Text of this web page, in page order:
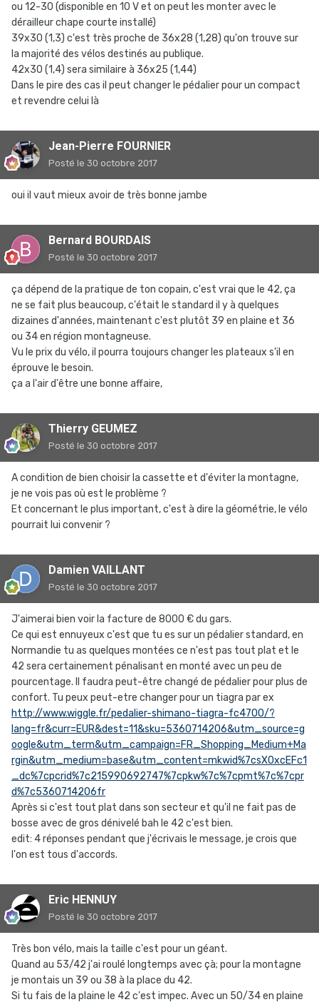
ou 12-30 (disponible en 10 V et on peut les monter avec le
dérailleur chape courte installé)
39x30 (1,3) c'est très proche de 36x28 (1,28) qu'on trouve sur
la majorité des vélos destinés au publique.
42x30 (1,4) sera similaire à 36x25 (1,44)
Dans le pire des cas il peut changer le pédalier pour un compact
et revendre celui là
Jean-Pierre FOURNIER
Posté le 30 octobre 2017
oui il vaut mieux avoir de très bonne jambe
Bernard BOURDAIS
Posté le 30 octobre 2017
ça dépend de la pratique de ton copain, c'est vrai que le 42, ça
ne se fait plus beaucoup, c'était le standard il y à quelques
dizaines d'années, maintenant c'est plutôt 39 en plaine et 36
ou 34 en région montagneuse.
Vu le prix du vélo, il pourra toujours changer les plateaux s'il en
éprouve le besoin.
ça a l'air d'être une bonne affaire,
Thierry GEUMEZ
Posté le 30 octobre 2017
A condition de bien choisir la cassette et d'éviter la montagne,
je ne vois pas où est le problème ?
Et concernant le plus important, c'est à dire la géométrie, le vélo
pourrait lui convenir ?
Damien VAILLANT
Posté le 30 octobre 2017
J'aimerai bien voir la facture de 8000 € du gars.
Ce qui est ennuyeux c'est que tu es sur un pédalier standard, en
Normandie tu as quelques montées ce n'est pas tout plat et le
42 sera certainement pénalisant en monté avec un peu de
pourcentage. Il faudra peut-être changé de pédalier pour plus de
confort. Tu peux peut-etre changer pour un tiagra par ex
http://www.wiggle.fr/pedalier-shimano-tiagra-fc4700/?
lang=fr&curr=EUR&dest=11&sku=5360714206&utm_source=g
oogle&utm_term&utm_campaign=FR_Shopping_Medium+Ma
rgin&utm_medium=base&utm_content=mkwid%7csX0xcEFc1
_dc%7cpcrid%7c215990692747%7cpkw%7c%7cpmt%7c%7cpr
d%7c5360714206fr
Après si c'est tout plat dans son secteur et qu'il ne fait pas de
bosse avec de gros dénivelé bah le 42 c'est bien.
edit: 4 réponses pendant que j'écrivais le message, je crois que
l'on est tous d'accords.
Eric HENNUY
Posté le 30 octobre 2017
Très bon vélo, mais la taille c'est pour un géant.
Quand au 53/42 j'ai roulé longtemps avec çà; pour la montagne
je montais un 39 ou 38 à la place du 42.
Si tu fais de la plaine le 42 c'est impec. Avec un 50/34 en plaine